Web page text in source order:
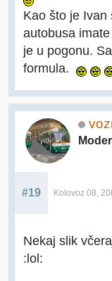
Kao što je Ivan
autobusa
je u pogonu.
formula.
#19 Kolovoz 08,
Nekaj slik
:lol: